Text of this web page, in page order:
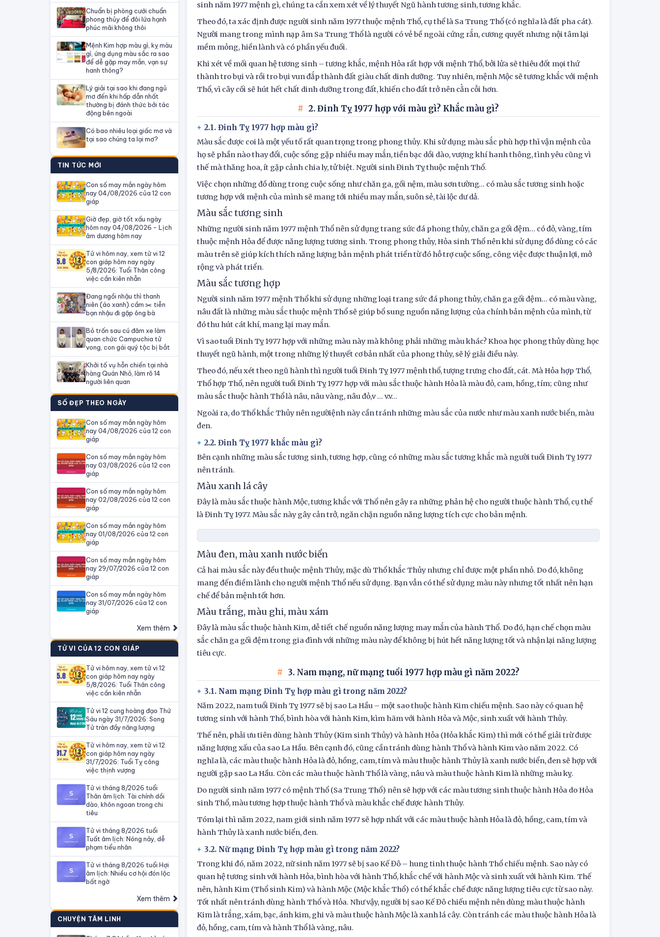
Chuẩn bị phòng cưới chuẩn
phong thủy để đôi lứa hạnh
phúc mãi không thôi
Mệnh Kim hợp màu gì, kỵ màu
gì, ứng dụng màu sắc ra sao
để dễ gặp may mắn, vạn sự
hanh thông?
Lý giải tại sao khi đang ngủ
mơ đến khi hấp dẫn nhất
thường bị đánh thức bởi tác
động bên ngoài
Có bao nhiêu loại giấc mơ và
tại sao chúng ta lại mơ?
TIN TỨC MỚI
Con số may mắn ngày hôm
nay 04/08/2026 của 12 con
giáp
Giờ đẹp, giờ tốt xấu ngày
hôm nay 04/08/2026 - Lịch
âm dương hôm nay
Tử vi hôm nay, xem tử vi 12
con giáp hôm nay ngày
5/8/2026: Tuổi Thân công
việc cần kiên nhẫn
Đang ngồi nhậu thì thanh
niên (áo xanh) cầm ✂️ tiễn
bạn nhậu đi gặp ông bà
Bỏ trốn sau cú đâm xe làm
quan chức Campuchia tử
vong, con gái quý tộc bị bắt
Khởi tố vụ hỗn chiến tại nhà
hàng Quán Nhỏ, làm rõ 14
người liên quan
SỐ ĐẸP THEO NGÀY
Con số may mắn ngày hôm
nay 04/08/2026 của 12 con
giáp
Con số may mắn ngày hôm
nay 03/08/2026 của 12 con
giáp
Con số may mắn ngày hôm
nay 02/08/2026 của 12 con
giáp
Con số may mắn ngày hôm
nay 01/08/2026 của 12 con
giáp
Con số may mắn ngày hôm
nay 29/07/2026 của 12 con
giáp
Con số may mắn ngày hôm
nay 31/07/2026 của 12 con
giáp
Xem thêm
TỬ VI CỦA 12 CON GIÁP
Tử vi hôm nay, xem tử vi 12
con giáp hôm nay ngày
5/8/2026: Tuổi Thân công
việc cần kiên nhẫn
Tử vi 12 cung hoàng đạo Thứ
Sáu ngày 31/7/2026: Song
Tử tràn đầy năng lượng
Tử vi hôm nay, xem tử vi 12
con giáp hôm nay ngày
31/7/2026: Tuổi Tỵ công
việc thịnh vượng
Tử vi tháng 8/2026 tuổi
Thân âm lịch: Tài chính dồi
dào, khôn ngoan trong chi
tiêu
Tử vi tháng 8/2026 tuổi
Tuất âm lịch: Nóng nảy, dễ
phạm tiểu nhân
Tử vi tháng 8/2026 tuổi Hợi
âm lịch: Nhiều cơ hội đón lộc
bất ngờ
Xem thêm
CHUYỆN TÂM LINH
sinh năm 1977 mệnh gì, chúng ta cần xem xét về lý thuyết Ngũ hành tương sinh, tương khắc.
Theo đó, ta xác định được người sinh năm 1977 thuộc mệnh Thổ, cụ thể là Sa Trung Thổ (có nghĩa là đất pha cát).
Người mang trong mình nạp âm Sa Trung Thổ là người có vẻ bề ngoài cứng rắn, cương quyết nhưng nội tâm lại
mềm mỏng, hiền lành và có phần yếu đuối.
Khi xét về mối quan hệ tương sinh – tương khắc, mệnh Hỏa rất hợp với mệnh Thổ, bởi lửa sẽ thiêu đốt mọi thứ
thành tro bụi và rồi tro bụi vun đắp thành đất giàu chất dinh dưỡng. Tuy nhiên, mệnh Mộc sẽ tương khắc với mệnh
Thổ, vì cây cối sẽ hút hết chất dinh dưỡng trong đất, khiến cho đất trở nên cằn cỗi hơn.
2. Đinh Tỵ 1977 hợp với màu gì? Khắc màu gì?
2.1. Đinh Tỵ 1977 hợp màu gì?
Màu sắc được coi là một yếu tố rất quan trọng trong phong thủy. Khi sử dụng màu sắc phù hợp thì vận mệnh của
họ sẽ phần nào thay đổi, cuộc sống gặp nhiều may mắn, tiền bạc dồi dào, vượng khí hanh thông, tình yêu cũng vì
thế mà thăng hoa, ít gặp cảnh chia ly, tử biệt. Người sinh Đinh Tỵ thuộc mệnh Thổ.
Việc chọn những đồ dùng trong cuộc sống như chăn ga, gối nệm, màu sơn tường… có màu sắc tương sinh hoặc
tương hợp với mệnh của mình sẽ mang tới nhiều may mắn, suôn sẻ, tài lộc dư dả.
Màu sắc tương sinh
Những người sinh năm 1977 mệnh Thổ nên sử dụng trang sức đá phong thủy, chăn ga gối đệm… có đỏ, vàng, tím
thuộc mệnh Hỏa để được năng lượng tương sinh. Trong phong thủy, Hỏa sinh Thổ nên khi sử dụng đồ dùng có các
màu trên sẽ giúp kích thích năng lượng bản mệnh phát triển từ đó hỗ trợ cuộc sống, công việc được thuận lợi, mở
rộng và phát triển.
Màu sắc tương hợp
Người sinh năm 1977 mệnh Thổ khi sử dụng những loại trang sức đá phong thủy, chăn ga gối đệm… có màu vàng,
nâu đất là những màu sắc thuộc mệnh Thổ sẽ giúp bổ sung nguồn năng lượng của chính bản mệnh của mình, từ
đó thu hút cát khí, mang lại may mắn.
Vì sao tuổi Đinh Tỵ 1977 hợp với những màu này mà không phải những màu khác? Khoa học phong thủy dùng học
thuyết ngũ hành, một trong những lý thuyết cơ bản nhất của phong thủy, sẽ lý giải điều này.
Theo đó, nếu xét theo ngũ hành thì người tuổi Đinh Tỵ 1977 mệnh thổ, tượng trưng cho đất, cát. Mà Hỏa hợp Thổ,
Thổ hợp Thổ, nên người tuổi Đinh Tỵ 1977 hợp với màu sắc thuộc hành Hỏa là màu đỏ, cam, hồng, tím; cũng như
màu sắc thuộc hành Thổ là nâu, nâu vàng, nâu đỏ,v ... v.v…
Ngoài ra, do Thổ khắc Thủy nên ngườiệnh này cần tránh những màu sắc của nước như màu xanh nước biển, màu
đen.
2.2. Đinh Tỵ 1977 khắc màu gì?
Bên cạnh những màu sắc tương sinh, tương hợp, cũng có những màu sắc tương khắc mà người tuổi Đinh Tỵ 1977
nên tránh.
Màu xanh lá cây
Đây là màu sắc thuộc hành Mộc, tương khắc với Thổ nên gây ra những phản hệ cho người thuộc hành Thổ, cụ thể
là Đinh Tỵ 1977. Màu sắc này gây cản trở, ngăn chặn nguồn năng lượng tích cực cho bản mệnh.
Màu đen, màu xanh nước biển
Cả hai màu sắc này đều thuộc mệnh Thủy, mặc dù Thổ khắc Thủy nhưng chỉ được một phần nhỏ. Do đó, không
mang đến điềm lành cho người mệnh Thổ nếu sử dụng. Bạn vẫn có thể sử dụng màu này nhưng tốt nhất nên hạn
chế để bản mệnh tốt hơn.
Màu trắng, màu ghi, màu xám
Đây là màu sắc thuộc hành Kim, dễ tiết chế nguồn năng lượng may mắn của hành Thổ. Do đó, hạn chế chọn màu
sắc chăn ga gối đệm trong gia đình với những màu này để không bị hút hết năng lượng tốt và nhận lại năng lượng
tiêu cực.
3. Nam mạng, nữ mạng tuổi 1977 hợp màu gì năm 2022?
3.1. Nam mạng Đinh Tỵ hợp màu gì trong năm 2022?
Năm 2022, nam tuổi Đinh Tỵ 1977 sẽ bị sao La Hầu – một sao thuộc hành Kim chiếu mệnh. Sao này có quan hệ
tương sinh với hành Thổ, bình hòa với hành Kim, kìm hãm với hành Hỏa và Mộc, sinh xuất với hành Thủy.
Thế nên, phải ưu tiên dùng hành Thủy (Kim sinh Thủy) và hành Hỏa (Hỏa khắc Kim) thì mới có thể giải trừ được
năng lượng xấu của sao La Hầu. Bên cạnh đó, cũng cần tránh dùng hành Thổ và hành Kim vào năm 2022. Có
nghĩa là, các màu thuộc hành Hỏa là đỏ, hồng, cam, tím và màu thuộc hành Thủy là xanh nước biển, đen sẽ hợp với
người gặp sao La Hầu. Còn các màu thuộc hành Thổ là vàng, nâu và màu thuộc hành Kim là những màu kỵ.
Do người sinh năm 1977 có mệnh Thổ (Sa Trung Thổ) nên sẽ hợp với các màu tương sinh thuộc hành Hỏa do Hỏa
sinh Thổ, màu tương hợp thuộc hành Thổ và màu khắc chế được hành Thủy.
Tóm lại thì năm 2022, nam giới sinh năm 1977 sẽ hợp nhất với các màu thuộc hành Hỏa là đỏ, hồng, cam, tím và
hành Thủy là xanh nước biển, đen.
3.2. Nữ mạng Đinh Tỵ hợp màu gì trong năm 2022?
Trong khi đó, năm 2022, nữ sinh năm 1977 sẽ bị sao Kế Đô – hung tinh thuộc hành Thổ chiếu mệnh. Sao này có
quan hệ tương sinh với hành Hỏa, bình hòa với hành Thổ, khắc chế với hành Mộc và sinh xuất với hành Kim. Thế
nên, hành Kim (Thổ sinh Kim) và hành Mộc (Mộc khắc Thổ) có thể khắc chế được năng lượng tiêu cực từ sao này.
Tốt nhất nên tránh dùng hành Thổ và Hỏa. Như vậy, người bị sao Kế Đô chiếu mệnh nên dùng màu thuộc hành
Kim là trắng, xám, bạc, ánh kim, ghi và màu thuộc hành Mộc là xanh lá cây. Còn tránh các màu thuộc hành Hỏa là
đỏ, hồng, cam, tím và hành Thổ là vàng, nâu.